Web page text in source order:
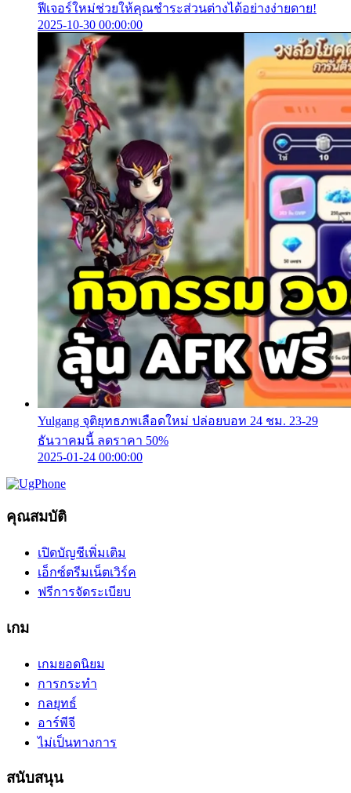
ฟีเจอร์ใหม่ช่วยให้คุณชำระส่วนต่างได้อย่างง่ายดาย!
2025-10-30 00:00:00
Yulgang จุติยุทธภพเลือดใหม่ ปล่อยบอท 24 ชม. 23-29
ธันวาคมนี้ ลดราคา 50%
2025-01-24 00:00:00
คุณสมบัติ
เปิดบัญชีเพิ่มเติม
เอ็กซ์ตรีมเน็ตเวิร์ค
ฟรีการจัดระเบียบ
เกม
เกมยอดนิยม
การกระทำ
กลยุทธ์
อาร์พีจี
ไม่เป็นทางการ
สนับสนุน